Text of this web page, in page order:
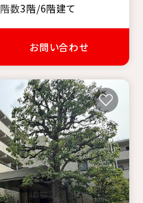
階数3階/6階建て
お問い合わせ